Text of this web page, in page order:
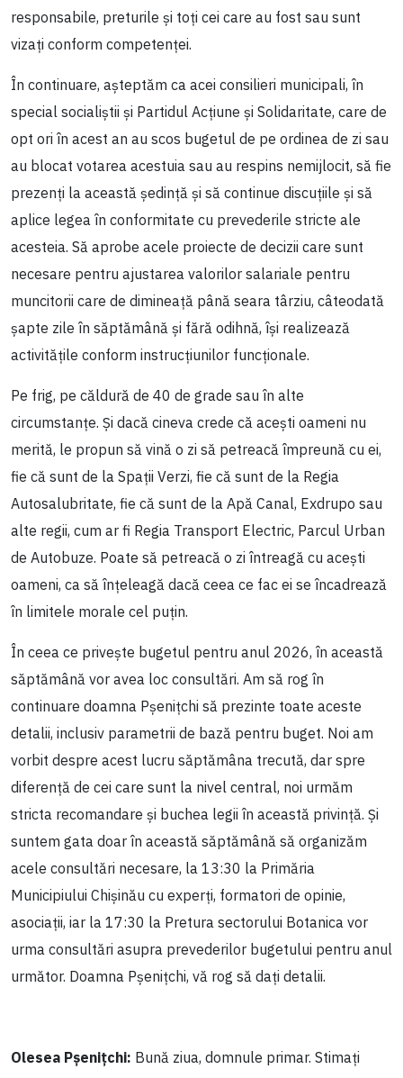
responsabile, preturile și toți cei care au fost sau sunt
vizați conform competenței.
În continuare, așteptăm ca acei consilieri municipali, în
special socialiștii și Partidul Acțiune și Solidaritate, care de
opt ori în acest an au scos bugetul de pe ordinea de zi sau
au blocat votarea acestuia sau au respins nemijlocit, să fie
prezenți la această ședință și să continue discuțiile și să
aplice legea în conformitate cu prevederile stricte ale
acesteia. Să aprobe acele proiecte de decizii care sunt
necesare pentru ajustarea valorilor salariale pentru
muncitorii care de dimineață până seara târziu, câteodată
șapte zile în săptămână și fără odihnă, își realizează
activitățile conform instrucțiunilor funcționale.
Pe frig, pe căldură de 40 de grade sau în alte
circumstanțe. Și dacă cineva crede că acești oameni nu
merită, le propun să vină o zi să petreacă împreună cu ei,
fie că sunt de la Spații Verzi, fie că sunt de la Regia
Autosalubritate, fie că sunt de la Apă Canal, Exdrupo sau
alte regii, cum ar fi Regia Transport Electric, Parcul Urban
de Autobuze. Poate să petreacă o zi întreagă cu acești
oameni, ca să înțeleagă dacă ceea ce fac ei se încadrează
în limitele morale cel puțin.
În ceea ce privește bugetul pentru anul 2026, în această
săptămână vor avea loc consultări. Am să rog în
continuare doamna Pșenițchi să prezinte toate aceste
detalii, inclusiv parametrii de bază pentru buget. Noi am
vorbit despre acest lucru săptămâna trecută, dar spre
diferență de cei care sunt la nivel central, noi urmăm
stricta recomandare și buchea legii în această privință. Și
suntem gata doar în această săptămână să organizăm
acele consultări necesare, la 13:30 la Primăria
Municipiului Chișinău cu experți, formatori de opinie,
asociații, iar la 17:30 la Pretura sectorului Botanica vor
urma consultări asupra prevederilor bugetului pentru anul
următor. Doamna Pșenițchi, vă rog să dați detalii.
Olesea Pșenițchi: Bună ziua, domnule primar. Stimați